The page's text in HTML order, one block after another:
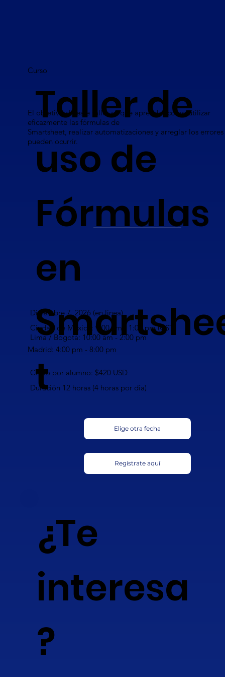
Taller de
uso de
Fórmulas
en
t
Diciembre 7, 2026 (en línea)
Elige otra fecha
Curso
Duración 12 horas (4 horas por día)
Regístrate aquí
El objetivo de este taller es que aprendas cómo utilizar
eficazmente las fórmulas de
Smartsheet, realizar automatizaciones y arreglar los
pueden ocurrir.
Costo por alumno: $420 USD
Lima / Bogotá: 10:00 am - 2:00 pm
Ciudad de México: 9:00 am - 1:00 pm (CST)
Madrid: 4:00 pm - 8:00 pm
¿Te
interesa
?